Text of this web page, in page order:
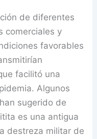
de diferentes
comerciales y
favorables
facilitó una
Algunos
sugerido de
es una antigua
destreza militar de